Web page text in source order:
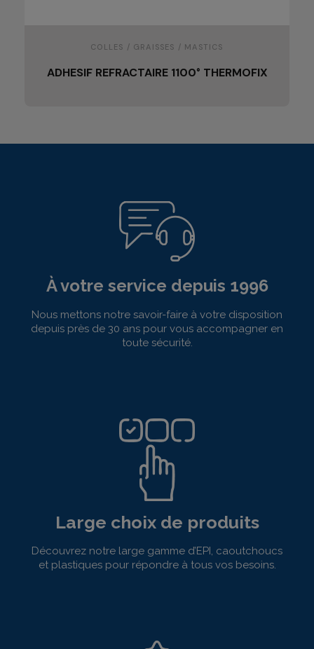
COLLES / GRAISSES / MASTICS
ADHESIF REFRACTAIRE 1100° THERMOFIX
À votre service depuis 1996
Nous mettons notre savoir-faire à votre disposition
depuis près de 30 ans pour vous accompagner en
toute sécurité.
Large choix de produits
Découvrez notre large gamme d’EPI, caoutchoucs
et plastiques pour répondre à tous vos besoins.